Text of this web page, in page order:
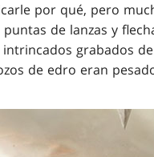
por qué, pero
de lanzas y
grabados
de edro eran